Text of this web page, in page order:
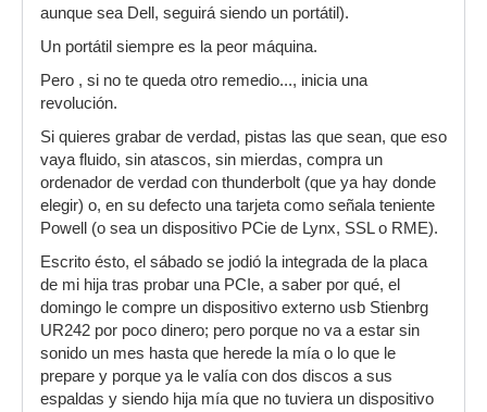
aunque sea Dell, seguirá siendo un portátil).
Un portátil siempre es la peor máquina.
Pero , si no te queda otro remedio..., inicia una
revolución.
Si quieres grabar de verdad, pistas las que sean, que eso
vaya fluido, sin atascos, sin mierdas, compra un
ordenador de verdad con thunderbolt (que ya hay donde
elegir) o, en su defecto una tarjeta como señala teniente
Powell (o sea un dispositivo PCie de Lynx, SSL o RME).
Escrito ésto, el sábado se jodió la integrada de la placa
de mi hija tras probar una PCIe, a saber por qué, el
domingo le compre un dispositivo externo usb Stienbrg
UR242 por poco dinero; pero porque no va a estar sin
sonido un mes hasta que herede la mía o lo que le
prepare y porque ya le valía con dos discos a sus
espaldas y siendo hija mía que no tuviera un dispositivo